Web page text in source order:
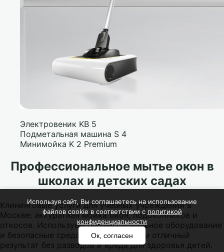
Электровеник KB 5
Подметальная машина S 4
Минимойка K 2 Premium
Профессиональное мытье окон в
школах и детских садах
Клининговые услуги для учебных учреждений в
Москве: аккуратная мойка окон, подоконников и
откосов. Используем профессиональное оборудование
и безопасные средства. Гарантируем отличный
результат без разводов и вреда для здоровья детей.
Используя сайт, Вы соглашаетесь на использование
файлов cookie в соответствии с политикой
конфиденциальности
Ок, согласен